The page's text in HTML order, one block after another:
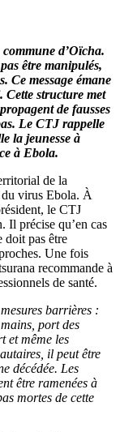
d’Oïcha.
être manipulés,
Ce message émane
Cette structure met
de fausses
Le CTJ rappelle
la jeunesse à
à Ebola.
de la
du virus Ebola. À
le CTJ
Il précise qu’en cas
doit pas être
Une fois
recommande à
de santé.
barrières :
port des
et même les
il peut être
décédée. Les
être ramenées à
mortes de cette